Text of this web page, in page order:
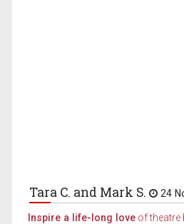
Tara C. and Mark S. 24
Inspire a life-long love of theatre